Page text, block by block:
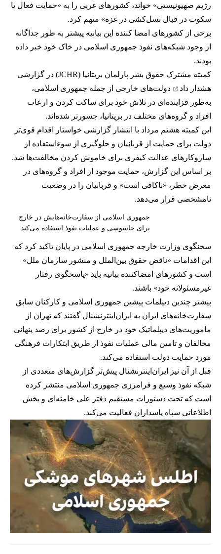
رژیم صهیونیستی» خواند، کشورهای غربی را به «حمایت فعال یا
سکوت در قبال نسل‌کشی در غزه» متهم کرد.
برخی از کشورهای امضا کننده این بیانیه پیشتر به طور جداگانه
از وجود شبکه‌های نفوذ جمهوری اسلامی در خاک خود خبر داده
بودند.
کمیته مشترک حقوق بشر پارلمان بریتانیا (JCHR) در گزارشی
هشدار داد
دولت‌های خارجی از جمله جمهوری اسلامی،
به‌طور فزاینده‌ای در تلاش خود برای ساکت کردن و ارعاب
افراد و گروه‌های مختلف در بریتانیا، جسورتر شده‌اند.
این کمیته هشتم مرداد با انتشار گزارشی خواستار اقدام قوی‌تر
دولت برای حمایت از قربانیان و جلوگیری از سوءاستفاده از
سازوکارهای عدالت کیفری برای خاموش کردن مخالفت‌ها شد.
بر اساس این گزارش، حمایت موجود از افراد و گروه‌های در
معرض خطر، «ناکافی است» و قربانیان را در وضعیت
نامشخصی قرار می‌دهد.
جمهوری اسلامی از سفارت‌خانه‌هایش در خارج
برای جاسوسی و عملیات نفوذ استفاده می‌کند
سخنگوی وزارت خارجه جمهوری اسلامی در پایان تاکید کرد که
این اقدامات «ناقض حقوق بین‌الملل و منشور سازمان ملل»
است و کشورهای امضاکننده بیانیه باید «پاسخگوی رفتار
غیرمسئولانه خود» باشند.
پیشتر چندین دیپلمات پیشین جمهوری اسلامی و کارکنان سابق
سفارت‌خانه‌های ایران به ایران‌اینترنشنال گفتند که تهران از
ماموریت‌های دیپلماتیک خود در خارج از کشور برای رصد پنهانی
مخالفان و تامین مالی عملیات نفوذ از طریق ابتکارات فرهنگی
مورد حمایت دولت‌ استفاده می‌کند.
قبل از آن نیز
ایران‌اینترنشنال پیش‌تر گزارش‌های متعددی از
شبکه‌ نفوذ وسیع و فرامرزی جمهوری اسلامی منتشر کرده
است که تحت دستورات مستقیم دفتر علی خامنه‌ای و بخش
اطلاعاتی سپاه پاسداران فعالیت می‌کند.